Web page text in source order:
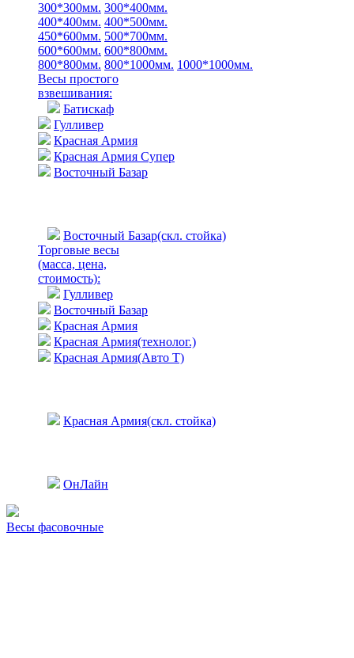
300*300мм. 300*400мм.
400*400мм. 400*500мм.
450*600мм. 500*700мм.
600*600мм. 600*800мм.
800*800мм. 800*1000мм. 1000*1000мм.
Весы простого
взвешивания:
Батискаф
Гулливер
Красная Армия
Красная Армия Супер
Восточный Базар
Восточный Базар(скл. стойка)
Торговые весы
(масса, цена,
стоимость):
Гулливер
Восточный Базар
Красная Армия
Красная Армия(технолог.)
Красная Армия(Авто Т)
Красная Армия(скл. стойка)
ОнЛайн
Весы фасовочные